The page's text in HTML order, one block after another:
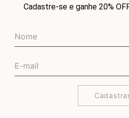
Cadastre-se e ganhe 20%